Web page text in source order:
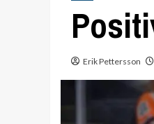
Erik Pettersson